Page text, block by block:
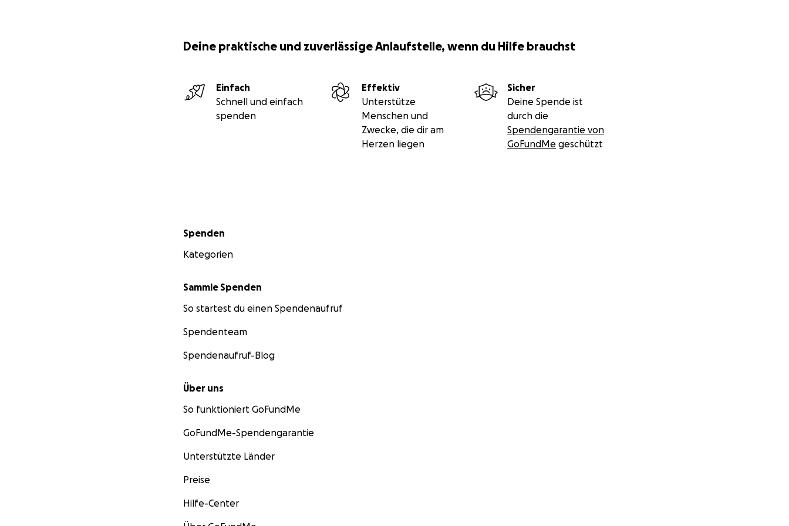
Deine praktische und zuverlässige Anlaufstelle, wenn du Hilfe brauchst
Einfach
Schnell und einfach
spenden
Effektiv
Unterstütze
Menschen und
Zwecke, die dir am
Herzen liegen
Sicher
Deine Spende ist
durch die
Spendengarantie von
GoFundMe geschützt
Sekundärmenü
Spenden
Kategorien
Sammle Spenden
So startest du einen Spendenaufruf
Spendenteam
Spendenaufruf-Blog
Über uns
So funktioniert GoFundMe
GoFundMe-Spendengarantie
Unterstützte Länder
Preise
Hilfe-Center